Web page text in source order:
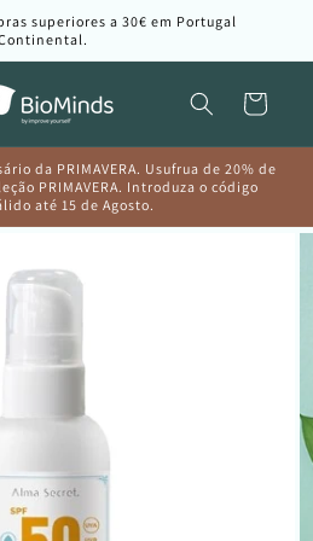
superiores a 30€ em Portugal
Carrinho
da PRIMAVERA. Usufrua de 20% de
PRIMAVERA. Introduza o código
até 15 de Agosto.